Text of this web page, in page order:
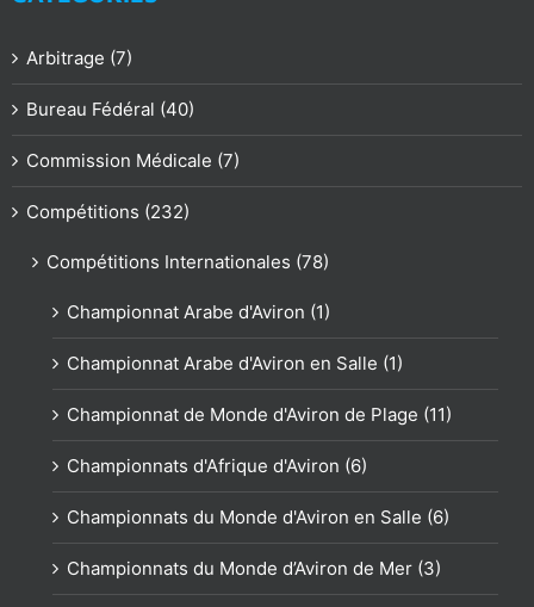
Arbitrage (7)
Bureau Fédéral (40)
Commission Médicale (7)
Compétitions (232)
Compétitions Internationales (78)
Championnat Arabe d'Aviron (1)
Championnat Arabe d'Aviron en Salle (1)
Championnat de Monde d'Aviron de Plage (11)
Championnats d'Afrique d'Aviron (6)
Championnats du Monde d'Aviron en Salle (6)
Championnats du Monde d’Aviron de Mer (3)